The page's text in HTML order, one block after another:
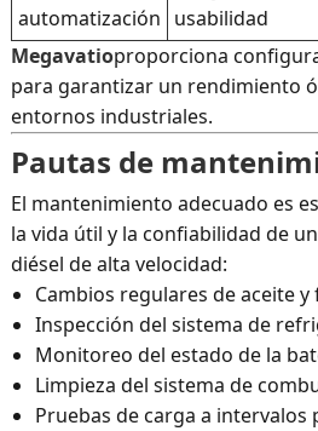
automatización usabilidad
Megavatioproporciona
para garantizar un rendimiento
entornos industriales.
Pautas de
El mantenimiento adecuado es
la vida útil y la confiabilidad de
diésel de alta velocidad:
Cambios regulares de aceite
Inspección del sistema de
Monitoreo del estado de la
Limpieza del sistema de
Pruebas de carga a intervalos